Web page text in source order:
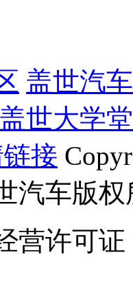
盖世汽
盖世大学堂
接
汽车版
营许可证